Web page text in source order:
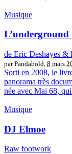
Musique
L’underground
de Eric Deshayes
par Pandabold, 8 mars
Sorti en 2008, le
panorama très
née avec Mai 68,
Musique
DJ Elmoe
Raw footwork